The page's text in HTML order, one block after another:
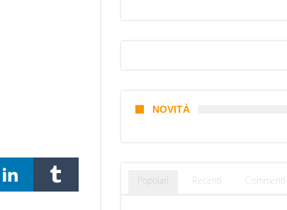
NOVITÀ
Popolari Recenti Commenti